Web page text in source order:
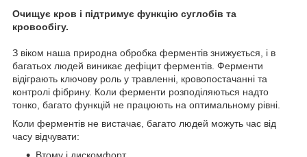
Очищує кров і підтримує функцію суглобів та
кровообігу.
З віком наша природна обробка ферментів знижується, і в
багатьох людей виникає дефіцит ферментів. Ферменти
відіграють ключову роль у травленні, кровопостачанні та
контролі фібрину. Коли ферменти розподіляються надто
тонко, багато функцій не працюють на оптимальному рівні.
Коли ферментів не вистачає, багато людей можуть час від
часу відчувати:
Втому і дискомфорт